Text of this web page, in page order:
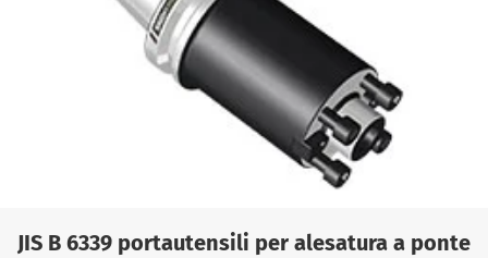
JIS B 6339 portautensili per alesatura a ponte